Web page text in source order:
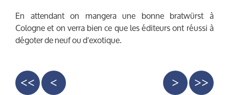
En attendant on mangera une bonne bratwürstà
Cologne et on verra bien ce que les éditeurs ont réussi à
dégoter de neuf ou d'exotique.
<< < >
>>